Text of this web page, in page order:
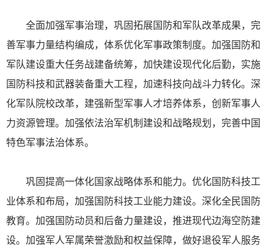
全面加强军事治理，巩固拓展国防和军队改革成果，完
善军事力量结构编成，体系优化军事政策制度。加强国防和
军队建设重大任务战建备统筹，加快建设现代化后勤，实施
国防科技和武器装备重大工程，加速科技向战斗力转化。深
化军队院校改革，建强新型军事人才培养体系，创新军事人
力资源管理。加强依法治军机制建设和战略规划，完善中国
特色军事法治体系。
巩固提高一体化国家战略体系和能力。优化国防科技工
业体系和布局，加强国防科技工业能力建设。深化全民国防
教育。加强国防动员和后备力量建设，推进现代边海空防建
设。加强军人军属荣誉激励和权益保障，做好退役军人服务